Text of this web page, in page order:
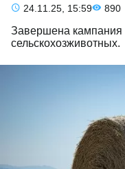
24.11.25, 15:59 890
Завершена кампания
сельскохозживотных.